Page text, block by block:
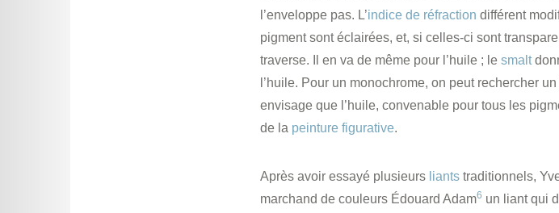
l’enveloppe pas. L’indice de réfraction différent
pigment sont éclairées, et, si celles-ci sont
traverse. Il en va de même pour l’huile ; le smalt
l’huile. Pour un monochrome, on peut rechercher
envisage que l’huile, convenable pour tous les
de la peinture figurative.
Après avoir essayé plusieurs liants traditionnels,
marchand de couleurs Édouard Adam6 un liant qui